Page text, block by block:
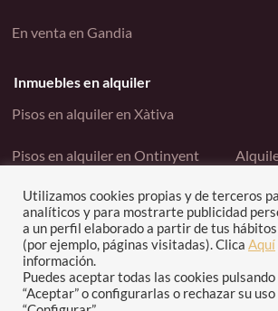
En venta en Gandia
Inmuebles en alquiler
Pisos en alquiler en Xàtiva
Pisos en alquiler en Ontinyent
Enlaces interés
Contacto
Política de cookies
Política de privacidad
Utilizamos cookies propias y de terceros
analíticos y para mostrarte publicidad
a un perfil elaborado a partir de tus
(por ejemplo, páginas visitadas). Clica Aquí
información.
Puedes aceptar todas las cookies
“Aceptar” o configurarlas o rechazar su